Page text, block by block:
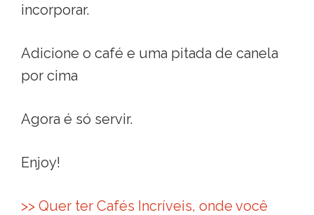
incorporar.
Adicione o café e uma pitada de canela
por cima
Agora é só servir.
Enjoy!
>> Quer ter Cafés Incríveis, onde você